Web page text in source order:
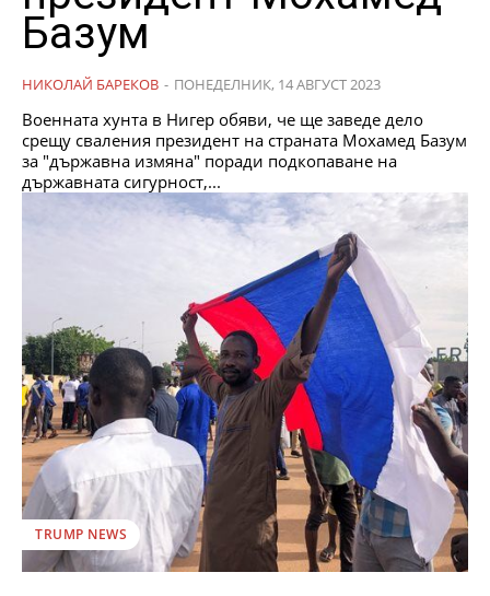
Базум
НИКОЛАЙ БАРЕКОВ - ПОНЕДЕЛНИК, 14 АВГУСТ 2023
Военната хунта в Нигер обяви, че ще заведе дело
срещу сваления президент на страната Мохамед Базум
за "държавна измяна" поради подкопаване на
държавната сигурност,...
TRUMP NEWS